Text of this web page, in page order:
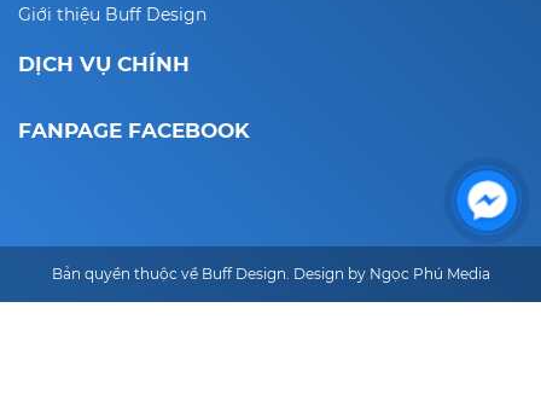
Giới thiệu Buff Design
DỊCH VỤ CHÍNH
FANPAGE FACEBOOK
Bản quyền thuộc về Buff Design. Design by Ngọc Phú Media